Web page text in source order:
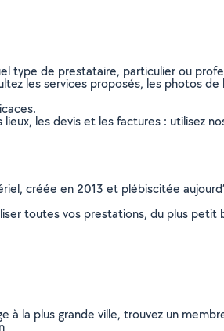
type de prestataire, particulier ou
les services proposés, les photos
les devis et les factures : utilisez
créée en 2013 et plébiscitée
toutes vos prestations, du plus petit
la plus grande ville, trouvez un